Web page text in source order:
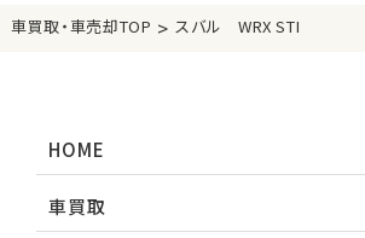
車買取・車売却TOP > スバル WRX STI
HOME
車買取